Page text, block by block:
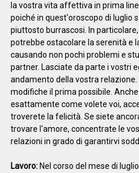
la vostra vita affettiva in prima
poiché in quest'oroscopo di luglio
piuttosto burrascosi. In
potrebbe ostacolare la serenità e
causando non pochi problemi e
partner. Lasciate da parte i vostri
andamento della vostra
modifiche il prima possibile.
esattamente come volete voi,
troverete la felicità. Se siete
trovare l'amore, concentrate le
relazioni in grado di garantirvi
Lavoro:Nel corso del mese di